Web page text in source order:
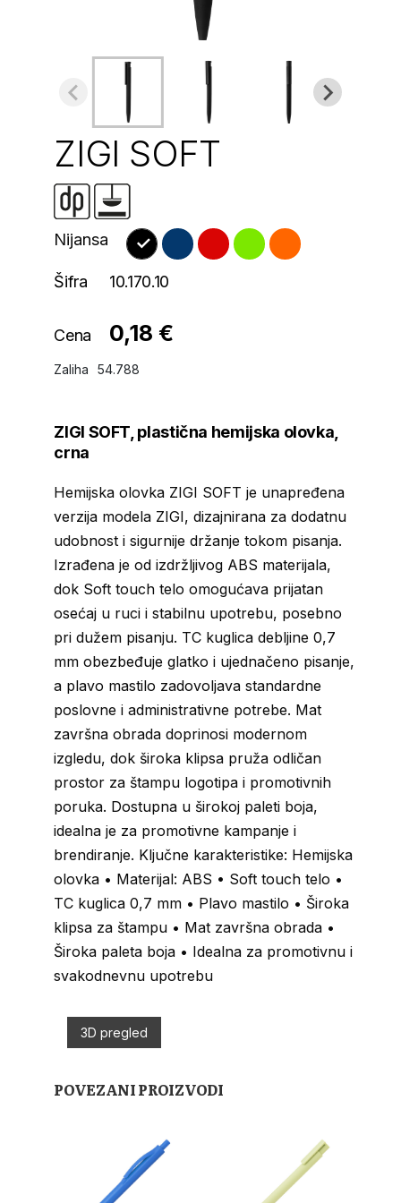
ZIGI SOFT
Nijansa
Šifra 10.170.10
Cena 0,18 €
Zaliha 54.788
ZIGI SOFT, plastična hemijska olovka,
crna
Hemijska olovka ZIGI SOFT je unapređena
verzija modela ZIGI, dizajnirana za dodatnu
udobnost i sigurnije držanje tokom pisanja.
Izrađena je od izdržljivog ABS materijala,
dok Soft touch telo omogućava prijatan
osećaj u ruci i stabilnu upotrebu, posebno
pri dužem pisanju. TC kuglica debljine 0,7
mm obezbeđuje glatko i ujednačeno pisanje,
a plavo mastilo zadovoljava standardne
poslovne i administrativne potrebe. Mat
završna obrada doprinosi modernom
izgledu, dok široka klipsa pruža odličan
prostor za štampu logotipa i promotivnih
poruka. Dostupna u širokoj paleti boja,
idealna je za promotivne kampanje i
brendiranje. Ključne karakteristike: Hemijska
olovka • Materijal: ABS • Soft touch telo •
TC kuglica 0,7 mm • Plavo mastilo • Široka
klipsa za štampu • Mat završna obrada •
Široka paleta boja • Idealna za promotivnu i
svakodnevnu upotrebu
3D pregled
POVEZANI PROIZVODI